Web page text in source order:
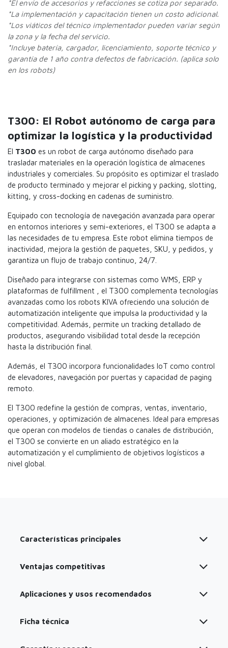
*El envío de accesorios y refacciones se cotiza por separado.
*La implementación y capacitación tienen un costo adicional.
*Los viáticos del técnico implementador pueden variar según
la zona y la fecha del servicio.
*Incluye batería, cargador, licenciamiento, soporte técnico y
garantía de 1 año contra defectos de fabricación. (aplica solo
en los robots)
T300: El Robot autónomo de carga para
optimizar la logística y la productividad
El T300 es un robot de carga autónomo diseñado para
trasladar materiales en la operación logística de almacenes
industriales y comerciales. Su propósito es optimizar el traslado
de producto terminado y mejorar el picking y packing, slotting,
kitting, y cross-docking en cadenas de suministro.
Equipado con tecnología de navegación avanzada para operar
en entornos interiores y semi-exteriores, el T300 se adapta a
las necesidades de tu empresa. Este robot elimina tiempos de
inactividad, mejora la gestión de paquetes, SKU, y pedidos, y
garantiza un flujo de trabajo continuo, 24/7.
Diseñado para integrarse con sistemas como WMS, ERP y
plataformas de fulfillment , el T300 complementa tecnologías
avanzadas como los robots KIVA ofreciendo una solución de
automatización inteligente que impulsa la productividad y la
competitividad. Además, permite un tracking detallado de
productos, asegurando visibilidad total desde la recepción
hasta la distribución final.
Además, el T300 incorpora funcionalidades IoT como control
de elevadores, navegación por puertas y capacidad de paging
remoto.
El T300 redefine la gestión de compras, ventas, inventario,
operaciones, y optimización de almacenes. Ideal para empresas
que operan con modelos de tiendas o canales de distribución,
el T300 se convierte en un aliado estratégico en la
automatización y el cumplimiento de objetivos logísticos a
nivel global.
Características principales
Ventajas competitivas
Aplicaciones y usos recomendados
Ficha técnica